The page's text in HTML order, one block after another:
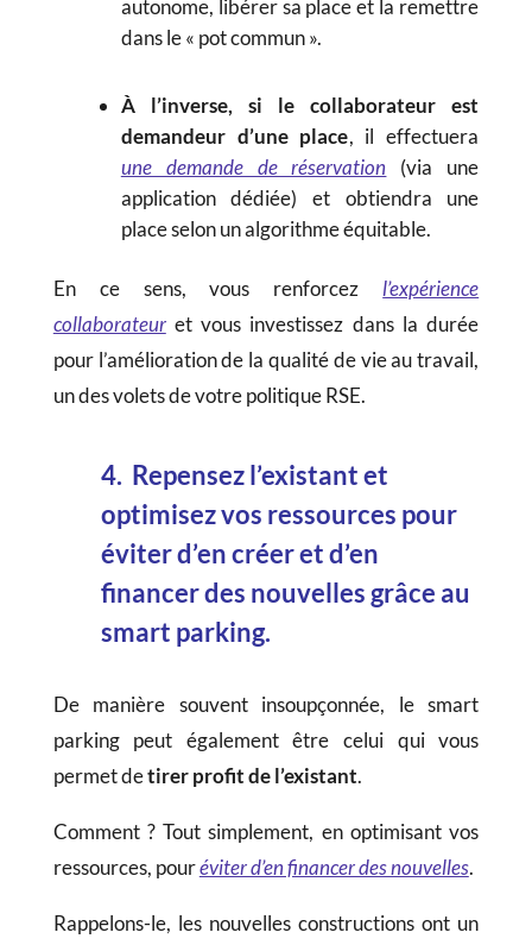
autonome, libérer sa place et la remettre
dans le « pot commun ».
À l’inverse, si le collaborateur est
demandeur d’une place, il effectuera
une demande de réservation (via une
application dédiée) et obtiendra une
place selon un algorithme équitable.
En ce sens, vous renforcezl’expérience
collaborateuret vous investissez dans la durée
pour l’amélioration de la qualité de vie au travail,
un des volets de votre politique RSE.
4. Repensez l’existant et
optimisez vos ressources pour
éviter d’en créer et d’en
financer des nouvelles grâce au
smart parking.
De manière souvent insoupçonnée, le smart
parking peut également être celui qui vous
permet detirer profit de l’existant.
Comment ? Tout simplement, en optimisant vos
ressources, pouréviter d’en financer des nouvelles.
Rappelons-le, les nouvelles constructions ont un